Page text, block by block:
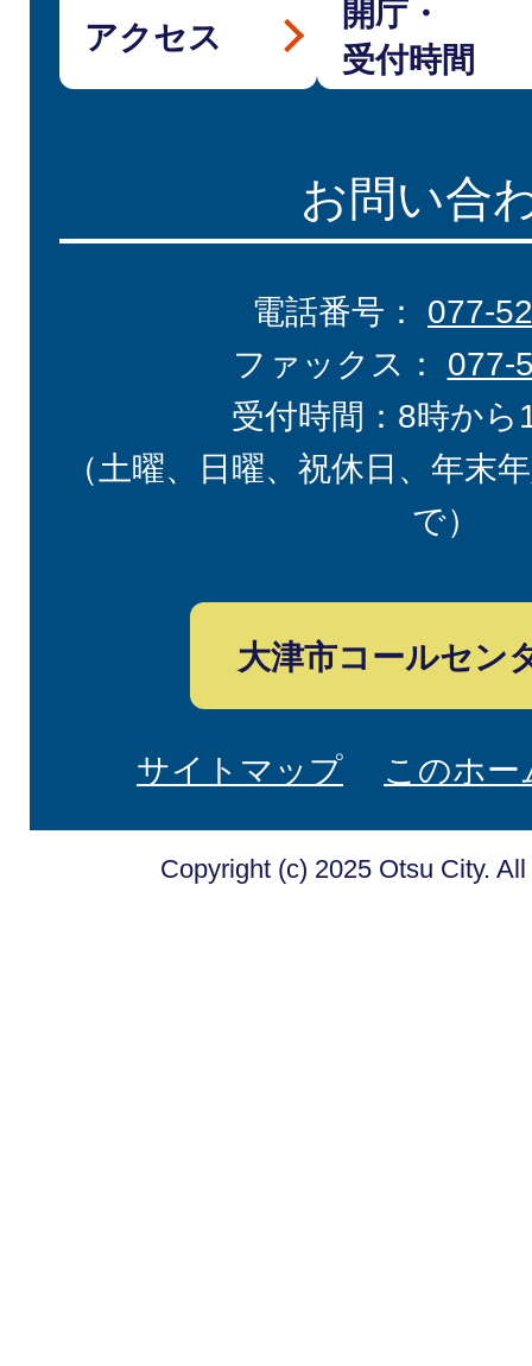
アクセス
開庁・
受付時間
お問い合
電話番号： 077-
ファックス： 077-
受付時間：8時から
（土曜、日曜、祝休日、年末
で）
大津市コールセン
サイトマップ このホ
Copyright (c) 2025 Otsu City.